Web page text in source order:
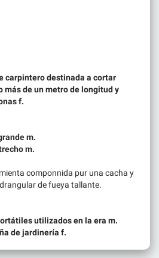
carpintero destinada a cortar
más de un metro de longitud y
f.
m.
m.
componnida pur una cacha y
de fueya tallante.
utilizados en la era m.
de jardinería f.